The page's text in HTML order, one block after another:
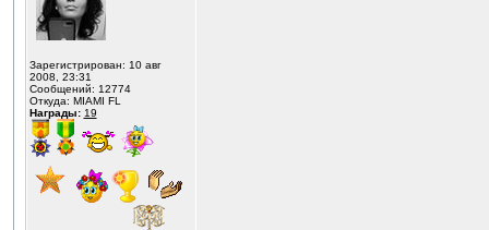
Зарегистрирован: 10 авг
2008, 23:31
Сообщений: 12774
Откуда: MIAMI FL
Награды: 19